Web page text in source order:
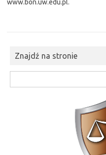
www.bon.uw.edu.pl.
Znajdź na stronie